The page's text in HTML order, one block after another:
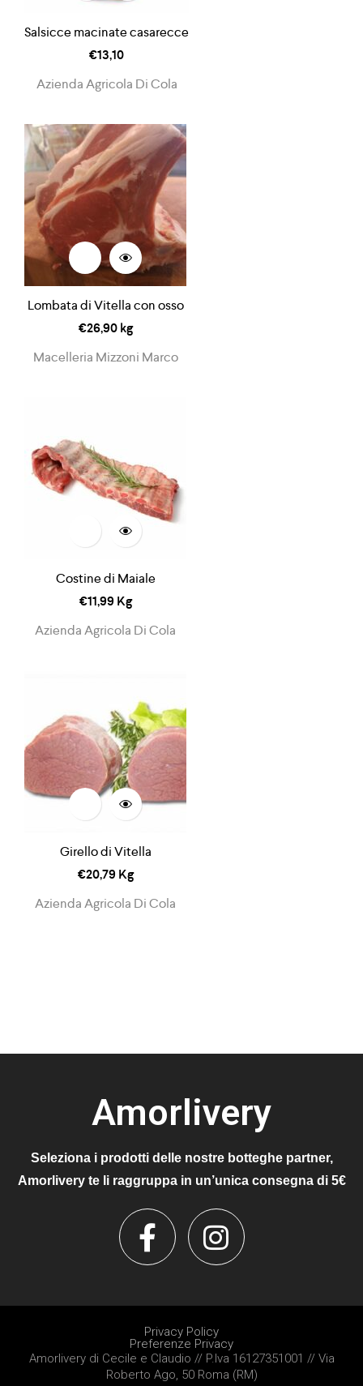
Salsicce macinate casarecce
€13,10
Azienda Agricola Di Cola
Lombata di Vitella con osso
€26,90kg
Macelleria Mizzoni Marco
Costine di Maiale
€11,99 Kg
Azienda Agricola Di Cola
Girello di Vitella
€20,79 Kg
Azienda Agricola Di Cola
Amorlivery
Seleziona i prodotti delle nostre botteghe partner,
Amorlivery te li raggruppa in un’unica consegna di 5€
Privacy Policy
Preferenze Privacy
Amorlivery di Cecile e Claudio // P.Iva 16127351001 // Via
Roberto Ago, 50 Roma (RM)